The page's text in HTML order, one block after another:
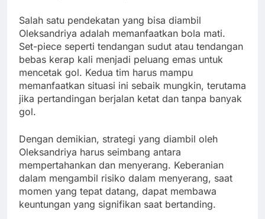
Salah satu pendekatan yang bisa diambil
Oleksandriya adalah memanfaatkan bola mati.
Set-piece seperti tendangan sudut atau tendangan
bebas kerap kali menjadi peluang emas untuk
mencetak gol. Kedua tim harus mampu
memanfaatkan situasi ini sebaik mungkin, terutama
jika pertandingan berjalan ketat dan tanpa banyak
gol.
Dengan demikian, strategi yang diambil oleh
Oleksandriya harus seimbang antara
mempertahankan dan menyerang. Keberanian
dalam mengambil risiko dalam menyerang, saat
momen yang tepat datang, dapat membawa
keuntungan yang signifikan saat bertanding.